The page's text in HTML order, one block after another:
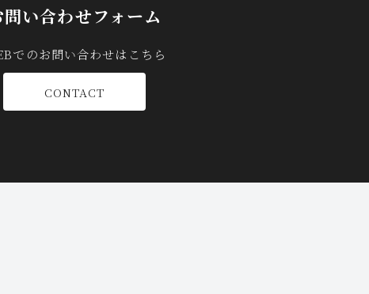
問い合わせフォーム
でのお問い合わせはこちら
CONTACT